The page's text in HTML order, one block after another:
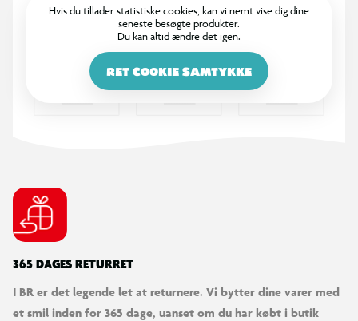
Hvis du tillader statistiske cookies, kan vi nemt vise dig dine
seneste besøgte produkter.
Du kan altid ændre det igen.
RET COOKIE SAMTYKKE
365 DAGES RETURRET
I BR er det legende let at returnere. Vi bytter dine varer med
et smil inden for 365 dage, uanset om du har købt i butik